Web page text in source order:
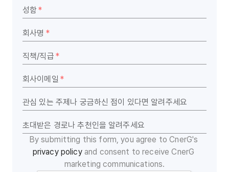
성함*
회사명 *
직책/직급 *
회사이메일 *
관심 있는 주제나 궁금하신 점이 있다면 알려주세요
초대받은 경로나 추천인을 알려주세요
privacy policy and consent to receive CnerG
marketing communications.